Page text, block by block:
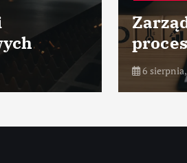
ryzykiem